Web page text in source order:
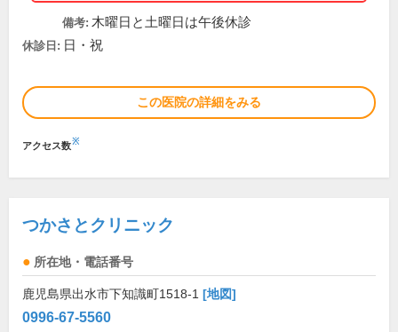
備考: 木曜日と土曜日は午後休診
休診日: 日・祝
この医院の詳細をみる
アクセス数※
つかさとクリニック
所在地・電話番号
鹿児島県出水市下知識町1518-1 [地図]
0996-67-5560